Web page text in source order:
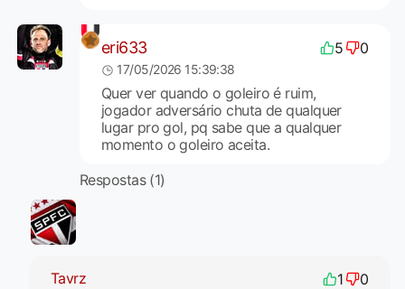
eri633 5 0
17/05/2026 15:39:38
Quer ver quando o goleiro é ruim,
jogador adversário chuta de qualquer
lugar pro gol, pq sabe que a qualquer
momento o goleiro aceita.
Respostas (1)
Tavrz 1 0